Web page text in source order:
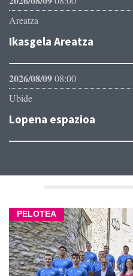
Areatza
Ikasgela Areatza
2026/08/0908:00
Ubide
Lopena espazioa
PELOTEA